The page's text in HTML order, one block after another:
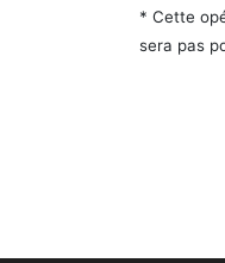
* Cette
sera pas